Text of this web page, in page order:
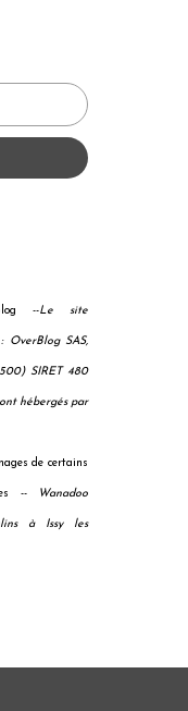
--Le site
OverBlog SAS,
SIRET 480
hébergés par
de certains
-- Wanadoo
à Issy les